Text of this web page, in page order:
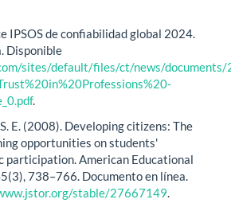
IPSOS de confiabilidad global 2024.
Disponible
sites/default/files/ct/news/
.
E. (2008). Developing citizens: The
opportunities on students'
participation. American Educational
738–766. Documento en línea.
stable/27667149